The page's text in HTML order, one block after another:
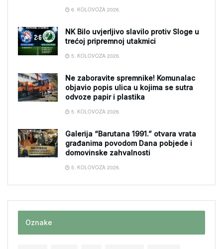
6. KOLOVOZA 2026.
NK Bilo uvjerljivo slavilo protiv Sloge u
trećoj pripremnoj utakmici
5. KOLOVOZA 2026.
Ne zaboravite spremnike! Komunalac
objavio popis ulica u kojima se sutra
odvoze papir i plastika
5. KOLOVOZA 2026.
Galerija “Barutana 1991.” otvara vrata
građanima povodom Dana pobjede i
domovinske zahvalnosti
5. KOLOVOZA 2026.
Oznake